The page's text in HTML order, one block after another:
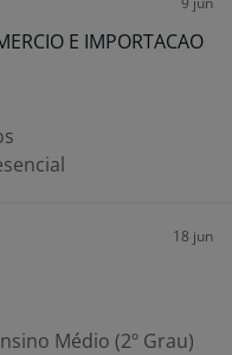
E IMPORTACAO
18 jun
Médio (2º Grau)